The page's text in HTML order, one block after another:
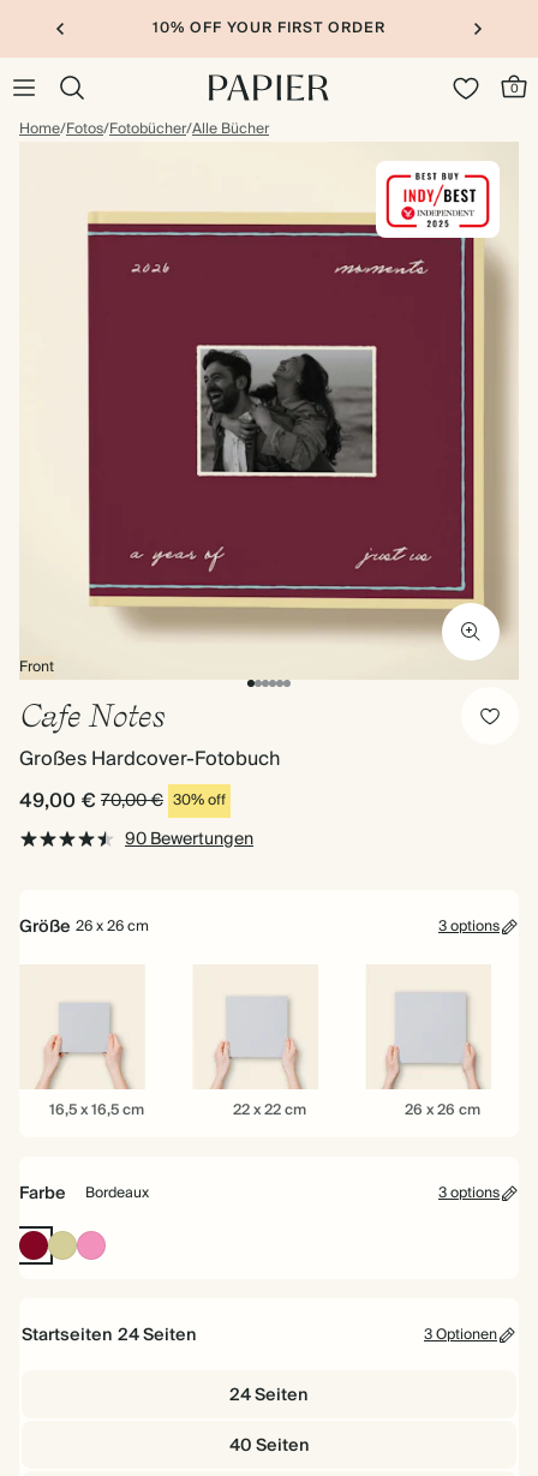
10% OFF YOUR FIRST ORDER
0
Home/Fotos/Fotobücher/Alle Bücher
Front
Cafe Notes
Großes Hardcover-Fotobuch
49,00 € 70,00 € 30% off
90 Bewertungen
Größe 26 x 26 cm 3 options
16,516,5 x 16,5 cm 22 22 x 22 cm 26 26 x 26 cm
Farbe Bordeaux 3 options
Bordeaux
Staubgrün
Fuchsie
Startseiten 24Seiten 3 Optionen
24 Seiten
40 Seiten